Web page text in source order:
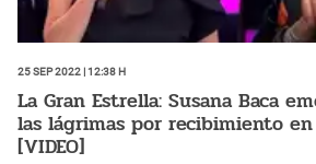
25 Sep 2022 | 12:38 h
La Gran Estrella: Susana Baca
las lágrimas por recibimiento
[VIDEO]